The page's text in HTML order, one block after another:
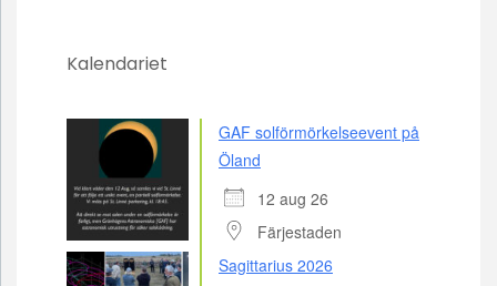
Kalendariet
GAF solförmörkelseevent på
Öland
12 aug 26
Färjestaden
Sagittarius 2026